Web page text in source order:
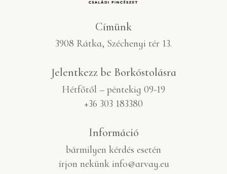
Címünk
3908 Rátka, Széchenyi tér 13.
Jelentkezz be Borkóstolásra​
Hétfőtől – péntekig 09-19
+36 303 183380
Információ
bármilyen kérdés esetén
írjon nekünk info@arvay.eu